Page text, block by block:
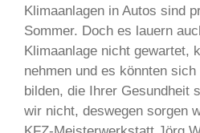
Klimaanlagen in Autos sind
Sommer. Doch es lauern
Klimaanlage nicht gewartet,
nehmen und es könnten
bilden, die Ihrer Gesundheit
wir nicht, deswegen sorgen